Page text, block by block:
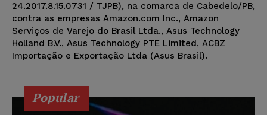
24.2017.8.15.0731 / TJPB), na comarca de Cabedelo/PB,
contra as empresas Amazon.com Inc., Amazon
Serviços de Varejo do Brasil Ltda., Asus Technology
Holland B.V., Asus Technology PTE Limited, ACBZ
Importação e Exportação Ltda (Asus Brasil).
Popular